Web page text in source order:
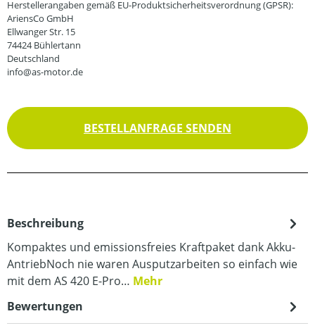
Herstellerangaben gemäß EU-Produktsicherheitsverordnung (GPSR):
AriensCo GmbH
Ellwanger Str. 15
74424 Bühlertann
Deutschland
info@as-motor.de
BESTELLANFRAGE SENDEN
Beschreibung
Kompaktes und emissionsfreies Kraftpaket dank Akku-
AntriebNoch nie waren Ausputzarbeiten so einfach wie
mit dem AS 420 E-Pro… Mehr
Bewertungen